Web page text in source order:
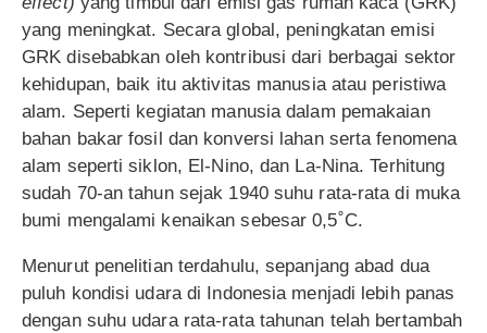
yang meningkat. Secara global, peningkatan emisi
GRK disebabkan oleh kontribusi dari berbagai sektor
kehidupan, baik itu aktivitas manusia atau peristiwa
alam. Seperti kegiatan manusia dalam pemakaian
bahan bakar fosil dan konversi lahan serta fenomena
alam seperti siklon, El-Nino, dan La-Nina. Terhitung
sudah 70-an tahun sejak 1940 suhu rata-rata di muka
bumi mengalami kenaikan sebesar 0,5˚C.
Menurut penelitian terdahulu, sepanjang abad dua
puluh kondisi udara di Indonesia menjadi lebih panas
dengan suhu udara rata-rata tahunan telah bertambah